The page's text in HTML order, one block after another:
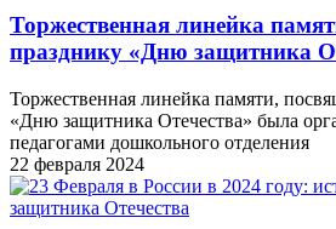
Торжественная линейка
празднику «Дню защитника
Торжественная линейка памяти,
«Дню защитника Отечества» была
педагогами дошкольного отделения
22 февраля 2024